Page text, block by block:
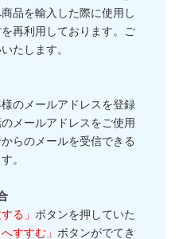
品を輸入した際に使用し
再利用しております。ご
たします。
のメールアドレスを登録
メールアドレスをご使用
らのメールを受信できる
。
る」 ボタンを押していた
すすむ」 ボタンがでてき